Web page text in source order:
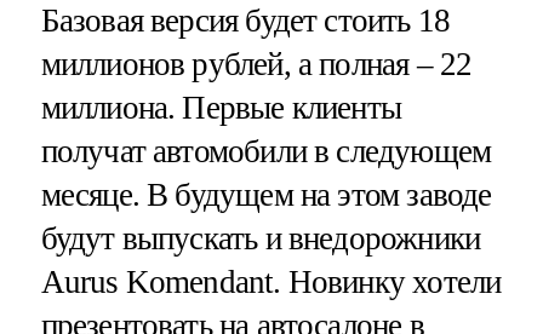
Базовая версия будет стоить 18
миллионов рублей, а полная – 22
миллиона. Первые клиенты
получат автомобили в следующем
месяце. В будущем на этом заводе
будут выпускать и внедорожники
Aurus Komendant. Новинку хотели
презентовать на автосалоне в